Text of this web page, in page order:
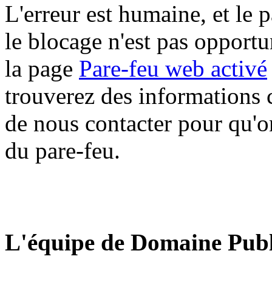
L'erreur est humaine, et le
le blocage n'est pas
la page Pare-feu web activé
trouverez des informations
de nous contacter pour
du pare-feu.
L'équipe de Domaine